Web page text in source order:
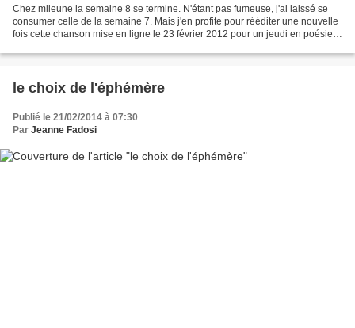
Chez mileune la semaine 8 se termine. N'étant pas fumeuse, j'ai laissé se
consumer celle de la semaine 7. Mais j'en profite pour rééditer une nouvelle
fois cette chanson mise en ligne le 23 février 2012 pour un jeudi en poésie
le choix de l'éphémère
Publié le 21/02/2014 à 07:30
Par Jeanne Fadosi